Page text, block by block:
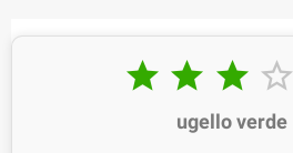
   
ugello verde